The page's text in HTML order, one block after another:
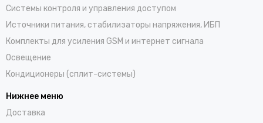
Системы контроля и управления доступом
Источники питания, стабилизаторы напряжения, ИБП
Комплекты для усиления GSM и интернет сигнала
Освещение
Кондиционеры (сплит-системы)
Нижнее меню
Доставка